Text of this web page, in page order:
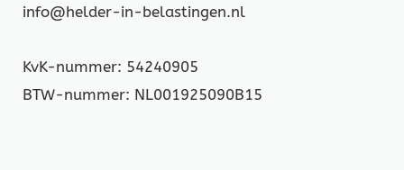
info@helder-in-belastingen.nl
KvK-nummer: 54240905
BTW-nummer: NL001925090B15